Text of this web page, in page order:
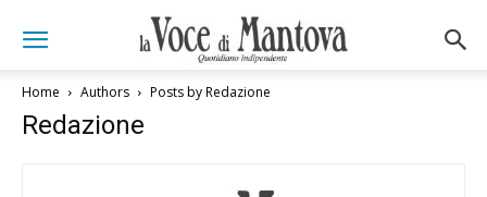
Home Authors Posts by Redazione
Redazione